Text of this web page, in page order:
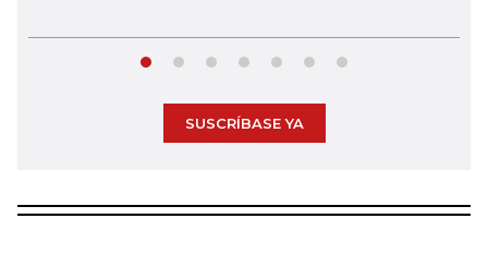
SUSCRÍBASE YA